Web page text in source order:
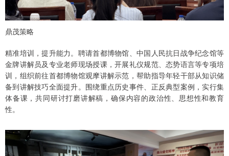
鼎茂策略
精准培训，提升能力。聘请首都博物馆、中国人民抗日战争纪念馆等
金牌讲解员及专业老师现场授课，开展礼仪规范、态势语言等专项培
训，组织前往首都博物馆观摩讲解示范，帮助指导年轻干部从知识储
备到讲解技巧全面提升。围绕重点历史事件、正反典型案例，实行集
体备课，共同研讨打磨讲解稿，确保内容的政治性、思想性和教育
性。